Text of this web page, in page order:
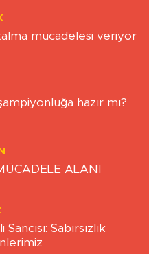
mücadelesi veriyor
hazır mı?
ALANI
Sancısı: Sabırsızlık